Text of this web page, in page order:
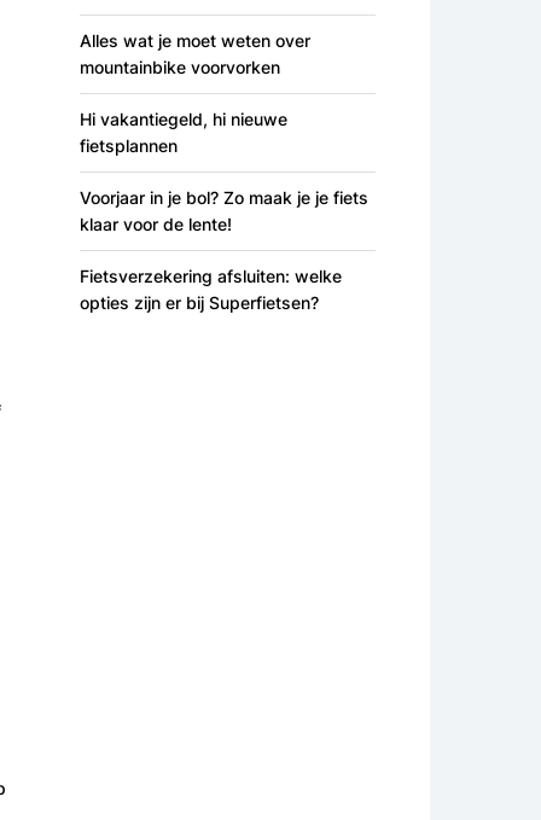
Alles wat je moet weten over
mountainbike voorvorken
Hi vakantiegeld, hi nieuwe
fietsplannen
Voorjaar in je bol? Zo maak je je fiets
klaar voor de lente!
Fietsverzekering afsluiten: welke
opties zijn er bij Superfietsen?